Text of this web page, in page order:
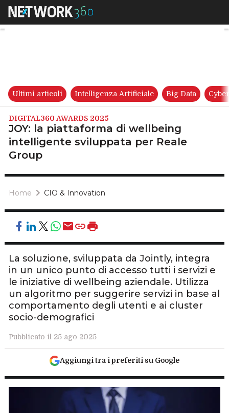
JOY: la piattaforma di
Ultimi articoli Intelligenza Artificiale Big Data
DIGITAL360 AWARDS 2025
JOY: la piattaforma di wellbeing
intelligente sviluppata per Reale
Group
Home CIO & Innovation
La soluzione, sviluppata da Jointly, integra
in un unico punto di accesso tutti i servizi e
le iniziative di wellbeing aziendale. Utilizza
un algoritmo per suggerire servizi in base al
comportamento degli utenti e ai cluster
socio-demografici
Pubblicato il 25 ago 2025
Aggiungi tra i preferiti su Google